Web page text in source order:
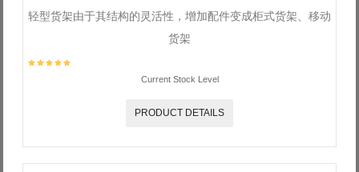
轻型货架由于其结构的灵活性，增加配件变成柜式货架、移动
货架
Current Stock Level
PRODUCT DETAILS